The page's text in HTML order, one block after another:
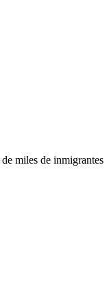
miles de inmigrantes